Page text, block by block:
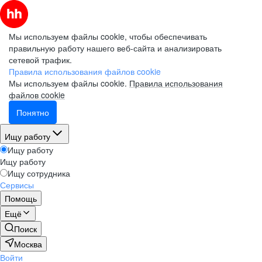
Мы используем файлы cookie, чтобы обеспечивать
правильную работу нашего веб-сайта и анализировать
сетевой трафик.
Правила использования файлов cookie
Мы используем файлы cookie. Правила использования
файлов cookie
Понятно
Ищу работу
Ищу работу
Ищу работу
Ищу сотрудника
Сервисы
Помощь
Ещё
Поиск
Москва
Войти